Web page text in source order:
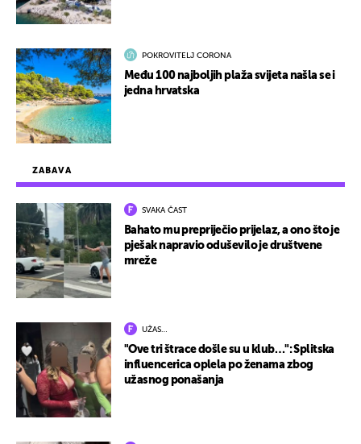
ZABAVA
SVAKA ČAST
Bahato mu prepriječio prijelaz, a ono što je
pješak napravio oduševilo je društvene
mreže
UŽAS…
"Ove tri štrace došle su u klub…": Splitska
influencerica oplela po ženama zbog
užasnog ponašanja
POKROVITELJ CORONA
Među 100 najboljih plaža svijeta našla se i
jedna hrvatska